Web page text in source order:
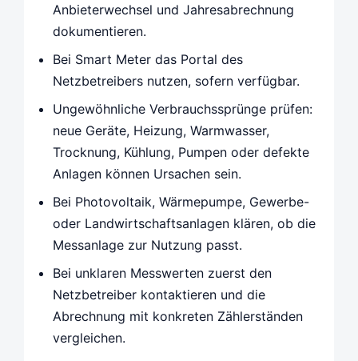
Anbieterwechsel und Jahresabrechnung
dokumentieren.
Bei Smart Meter das Portal des
Netzbetreibers nutzen, sofern verfügbar.
Ungewöhnliche Verbrauchssprünge prüfen:
neue Geräte, Heizung, Warmwasser,
Trocknung, Kühlung, Pumpen oder defekte
Anlagen können Ursachen sein.
Bei Photovoltaik, Wärmepumpe, Gewerbe-
oder Landwirtschaftsanlagen klären, ob die
Messanlage zur Nutzung passt.
Bei unklaren Messwerten zuerst den
Netzbetreiber kontaktieren und die
Abrechnung mit konkreten Zählerständen
vergleichen.